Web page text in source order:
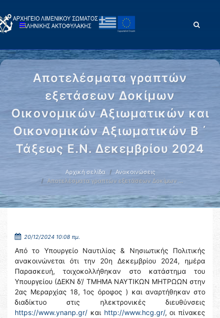
Αποτελέσματα γραπτών
εξετάσεων Δοκίμων
Οικονομικών Αξιωματικών και
Οικονομικών Αξιωματικών Β ΄
Τάξεως Ε.Ν. Δεκεμβρίου 2024
Αρχική σελίδα
Ανακοινώσεις
Αποτελέσματα γραπτών εξετάσεων Δοκίμων …
20/12/2024 10:08 πμ.
Από το Υπουργείο Ναυτιλίας & Νησιωτικής Πολιτικής
ανακοινώνεται ότι την 20η Δεκεμβρίου 2024, ημέρα
Παρασκευή, τοιχοκολλήθηκαν στο κατάστημα του
Υπουργείου (ΔΕΚΝ δ’/ ΤΜΗΜΑ ΝΑΥΤΙΚΩΝ ΜΗΤΡΩΩΝ στην
2ας Μεραρχίας 18, 1ος όροφος ) και αναρτήθηκαν στο
διαδίκτυο στις ηλεκτρονικές διευθύνσεις
https://www.ynanp.gr/ και http://www.hcg.gr/, οι πίνακες